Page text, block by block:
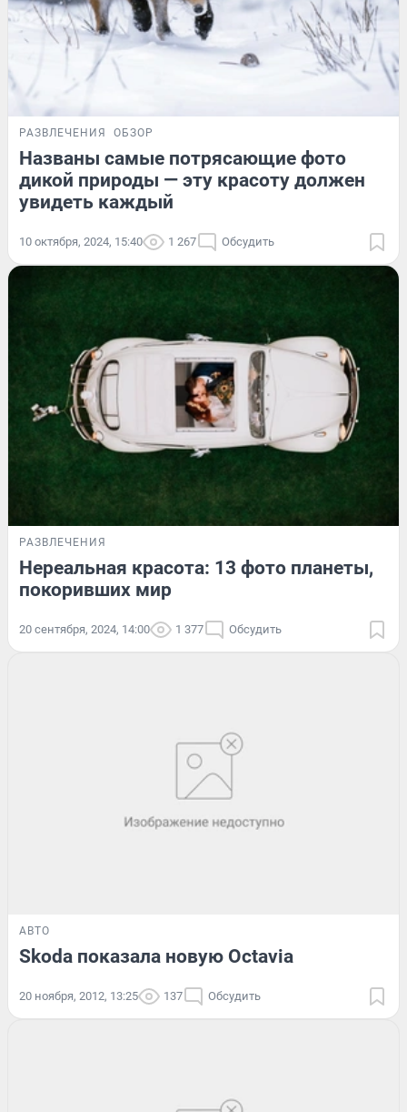
РАЗВЛЕЧЕНИЯ ОБЗОР
Названы самые потрясающие фото
дикой природы — эту красоту должен
увидеть каждый
10 октября, 2024, 15:40 1 267 Обсудить
РАЗВЛЕЧЕНИЯ
Нереальная красота: 13 фото планеты,
покоривших мир
20 сентября, 2024, 14:00 1 377 Обсудить
АВТО
Skoda показала новую Octavia
20 ноября, 2012, 13:25 137 Обсудить